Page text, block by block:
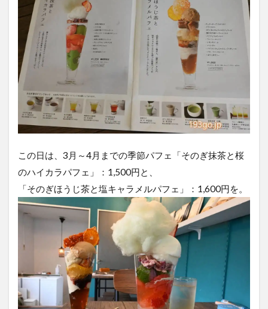
この日は、3月～4月までの季節パフェ「そのぎ抹茶と桜
のハイカラパフェ」：1,500円と、
「そのぎほうじ茶と塩キャラメルパフェ」：1,600円を。